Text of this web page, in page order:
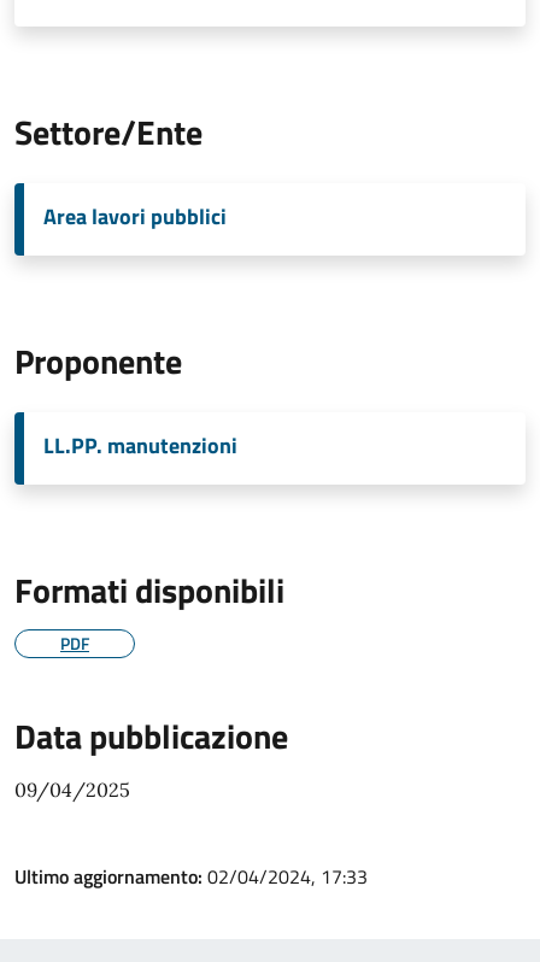
Settore/Ente
Area lavori pubblici
Proponente
LL.PP. manutenzioni
Formati disponibili
PDF
Data pubblicazione
09/04/2025
Ultimo aggiornamento: 02/04/2024, 17:33